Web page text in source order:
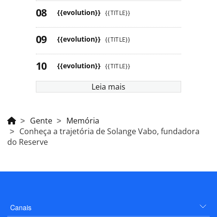
{{evolution}} {{TITLE}}
{{evolution}} {{TITLE}}
{{evolution}} {{TITLE}}
Leia mais
Gente
Memória
Conheça a trajetória de Solange Vabo, fundadora
do Reserve
Canais